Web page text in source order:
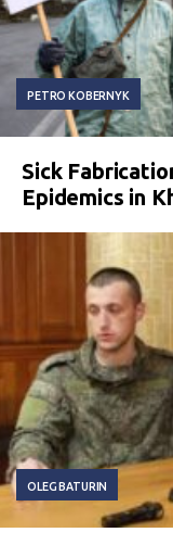
PETRO KOBERNYK
Sick
Epidemics in
OLEG BATURIN